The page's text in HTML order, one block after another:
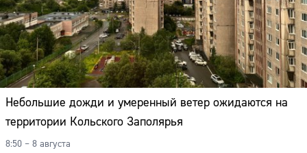
Небольшие дожди и умеренный ветер ожидаются на
территории Кольского Заполярья
8:50 – 8 августа